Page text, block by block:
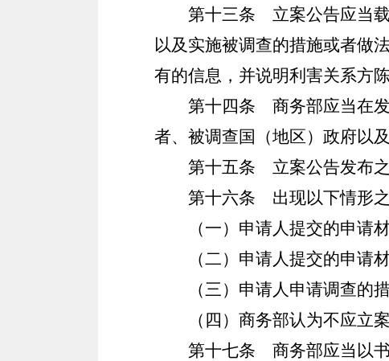
第十三条 立案公告应当
以及实施被调查的措施或者做
有的信息，并说明利害关系方
第十四条 商务部应当在
者、被调查国（地区）政府以
第十五条 立案公告发布之
第十六条 出现以下情形
（一）申请人提交的申请
（二）申请人提交的申请
（三）申请人申请调查的
（四）商务部认为不应立
第十七条 商务部应当以书